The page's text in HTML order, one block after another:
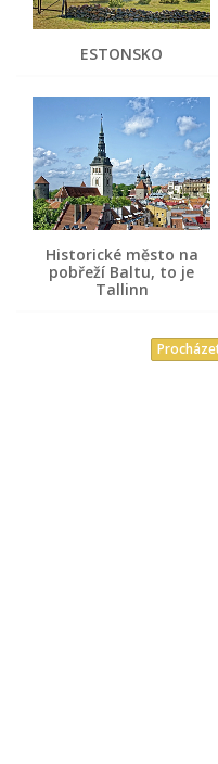
ESTONSKO
Historické město na
pobřeží Baltu, to je
Tallinn